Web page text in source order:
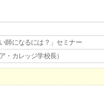
師になるには？」セミナー
カレッジ学校長）